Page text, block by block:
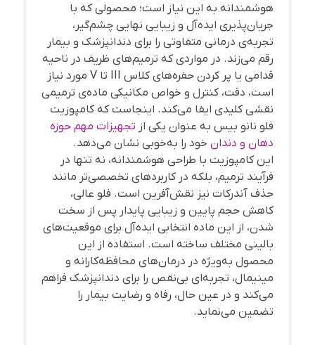
هوشمندانه به این نیاز است؛ محصولی که با
جریان‌پذیری ایده‌آل و زیبایی نهایی چشم‌گیر،
تجربه‌ی درمانی متفاوتی را برای دندانپزشک و بیمار
رقم می‌زند. در مواردی که ترمیم‌های ظریف در ناحیه
قدامی یا پر کردن حفره‌های کلاس III تا V مورد نیاز
است، دقت، کنترل و خواص مکانیکی ماده‌ی ترمیمی
نقشی کلیدی ایفا می‌کند. اینجاست که کامپوزیت
فلو نانو بیس به عنوان یکی از تجهیزات مهم حوزه
دهان و دندان خود را به‌خوبی نشان می‌دهد.
این کامپوزیت با طراحی هوشمندانه، نه تنها در
فرآیند ترمیم، بلکه در کاربردهای تخصصی‌تر مانند
حذف آندرکات نیز نقش‌آفرین است. فلو عالی،
کاهش حجم پایین و زیبایی پایدار پس از سخت
شدن، از این ماده انتخابی ایده‌آل برای موقعیت‌های
بالینی مختلف ساخته است. استفاده از این
محصول به‌ویژه در درمان‌های محافظه‌کارانه و
مینیمال، تجربه‌ای بی‌نقص را برای دندانپزشک فراهم
می‌کند و در عین حال، رفاه و رضایت بیمار را
تضمین می‌نماید.